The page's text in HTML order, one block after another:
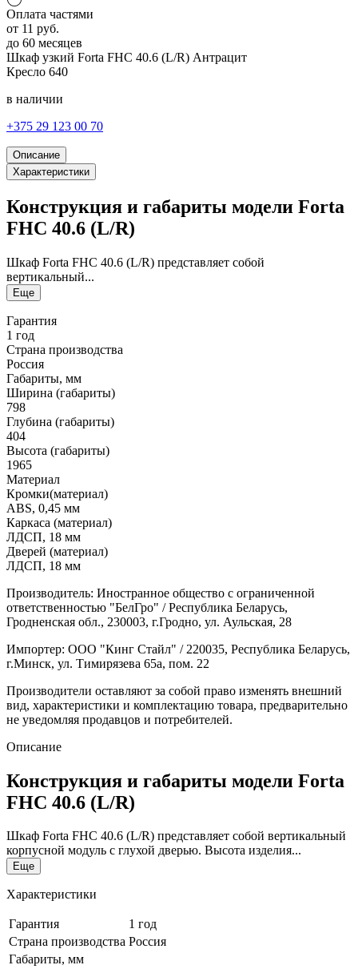
Оплата частями
от 11 руб.
до 60 месяцев
Шкаф узкий Forta FHC 40.6 (L/R) Антрацит
Кресло 640
в наличии
+375 29 123 00 70
Описание
Характеристики
Конструкция и габариты модели Forta
FHC 40.6 (L/R)
Шкаф Forta FHC 40.6 (L/R) представляет собой
вертикальный...
Еще
Гарантия
1 год
Страна производства
Россия
Габариты, мм
Ширина (габариты)
798
Глубина (габариты)
404
Высота (габариты)
1965
Материал
Кромки(материал)
ABS, 0,45 мм
Каркаса (материал)
ЛДСП, 18 мм
Дверей (материал)
ЛДСП, 18 мм
Производитель: Иностранное общество с ограниченной
ответственностью "БелГро" / Республика Беларусь,
Гродненская обл., 230003, г.Гродно, ул. Аульская, 28
Импортер: ООО "Кинг Стайл" / 220035, Республика Беларусь,
г.Минск, ул. Тимирязева 65а, пом. 22
Производители оставляют за собой право изменять внешний
вид, характеристики и комплектацию товара, предварительно
не уведомляя продавцов и потребителей.
Описание
Конструкция и габариты модели Forta
FHC 40.6 (L/R)
Шкаф Forta FHC 40.6 (L/R) представляет собой вертикальный
корпусной модуль с глухой дверью. Высота изделия...
Еще
Характеристики
Гарантия
1 год
Страна производства Россия
Габариты, мм